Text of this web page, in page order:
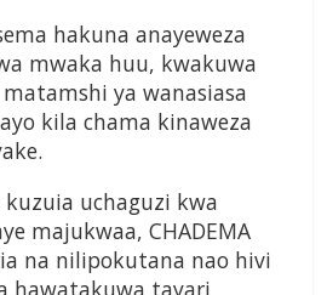
hakuna anayeweza
mwaka huu, kwakuwa
ya wanasiasa
kila chama kinaweza
kuzuia uchaguzi kwa
majukwaa, CHADEMA
na nilipokutana nao hivi
hawatakuwa tayari